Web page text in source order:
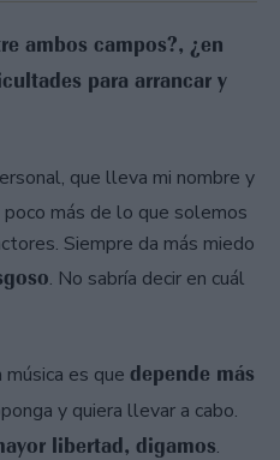
ambos campos?, ¿en
para arrancar y
que lleva mi nombre y
poco más de lo que solemos
Siempre da más miedo
. No sabría decir en cuál
es que depende más
y quiera llevar a cabo.
libertad, digamos.